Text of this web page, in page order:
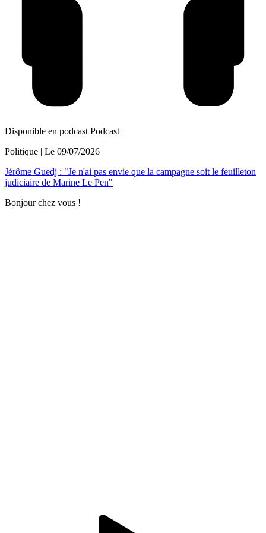
Disponible en podcast Podcast
Politique | Le 09/07/2026
Jérôme Guedj : "Je n'ai pas envie que la campagne soit le feuilleton
judiciaire de Marine Le Pen"
Bonjour chez vous !